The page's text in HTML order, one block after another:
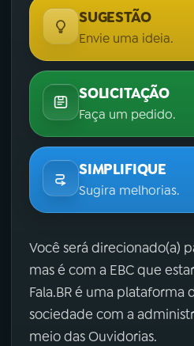
SUGESTÃO
Envie uma ideia.
SOLICITAÇÃO
Faça um pedido.
SIMPLIFIQUE
Sugira melhorias.
Você será direcionado(a)
mas é com a EBC que
Fala.BR é uma plataforma
sociedade com a
meio das Ouvidorias.